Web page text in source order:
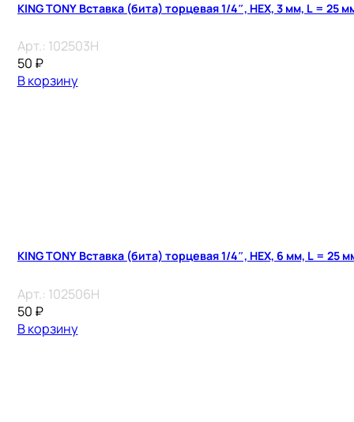
KING TONY Вставка (бита) торцевая 1/4″, HEX, 3 мм, L = 25
Арт.: 102503H
50 ₽
В корзину
KING TONY Вставка (бита) торцевая 1/4″, HEX, 6 мм, L = 25
Арт.: 102506H
50 ₽
В корзину